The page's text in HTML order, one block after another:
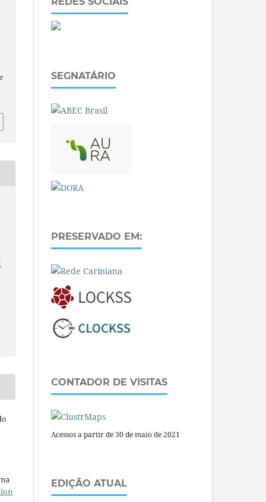
SEGNATÁRIO
PRESERVADO EM:
CONTADOR DE VISITAS
Acessos a partir de 30 de maio de 2021
EDIÇÃO ATUAL